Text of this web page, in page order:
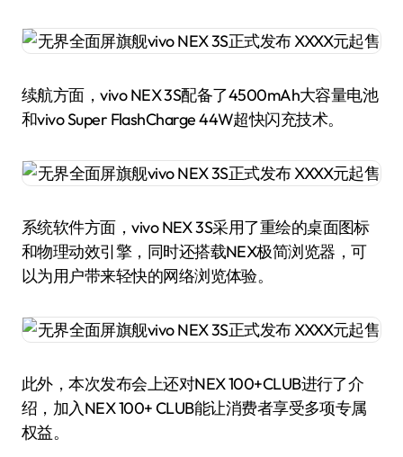
续航方面，vivo NEX 3S配备了4500mAh大容量电池
和vivo Super FlashCharge 44W超快闪充技术。
系统软件方面，vivo NEX 3S采用了重绘的桌面图标
和物理动效引擎，同时还搭载NEX极简浏览器，可
以为用户带来轻快的网络浏览体验。
此外，本次发布会上还对NEX 100+CLUB进行了介
绍，加入NEX 100+ CLUB能让消费者享受多项专属
权益。